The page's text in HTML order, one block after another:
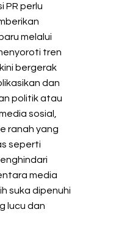
PR perlu
melalui
tren
bergerak
dan
politik atau
sosial,
ranah yang
seperti
media
suka dipenuhi
lucu dan